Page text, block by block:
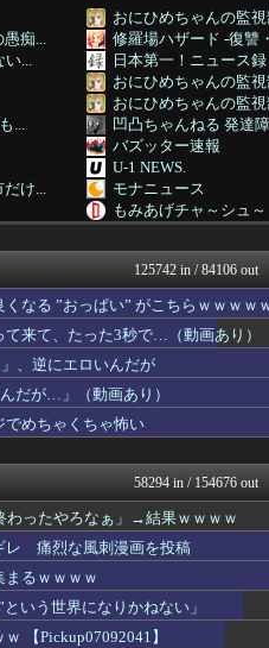
おにひめちゃんの監視
痴...
修羅場ハザード -復讐
い...
日本第一！ニュース録
おにひめちゃんの監視
おにひめちゃんの監視
...
凹凸ちゃんねる 発達
バズッター速報
U-1 NEWS.
け...
モナニュース
もみあげチャ～シュ～
坂道情報通～乃木坂
まとめたニュース
おにひめちゃんの監視
アニはつ -アニメ発信
ら...
おにひめちゃんの監視
緊...
おにひめちゃんの監視
鬼女の宅配便 - 修羅場
まとめCUP
浮気ちゃんねる
】
マニア・オブ・フット
まとめ芸能＠美女画像
保守速報
悲...
おーるじゃんる
トレンドの通り道
なんJミュージアム
おにひめちゃんの監視
あじあニュースちゃん
125742 in / 84106 out
なる ”おっぱい” がこちらｗｗｗｗ
来て、たった3秒で…（動画あり）
、逆にエロいんだが
だが…」（動画あり）
でめちゃくちゃ怖い
58294 in / 154676 out
わったやろなぁ」→結果ｗｗｗｗ
レ 痛烈な風刺漫画を投稿
まるｗｗｗｗ
いう世界になりかねない」
【Pickup07092041】